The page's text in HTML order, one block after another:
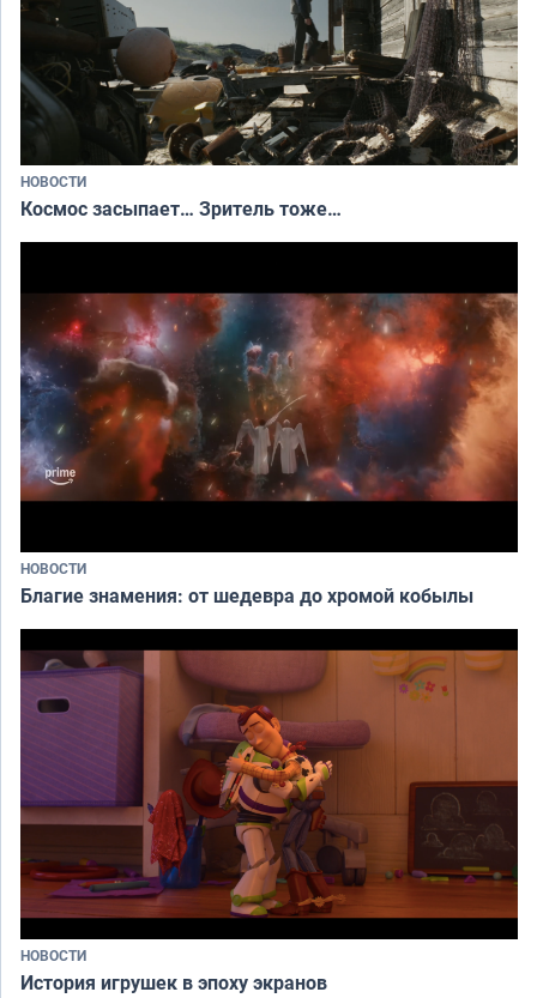
НОВОСТИ
Космос засыпает… Зритель тоже…
НОВОСТИ
Благие знамения: от шедевра до хромой кобылы
НОВОСТИ
История игрушек в эпоху экранов